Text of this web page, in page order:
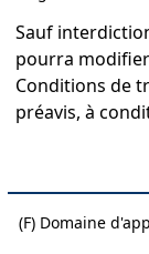
Sauf
pourra
Conditions de
préavis, à
(F) Domaine